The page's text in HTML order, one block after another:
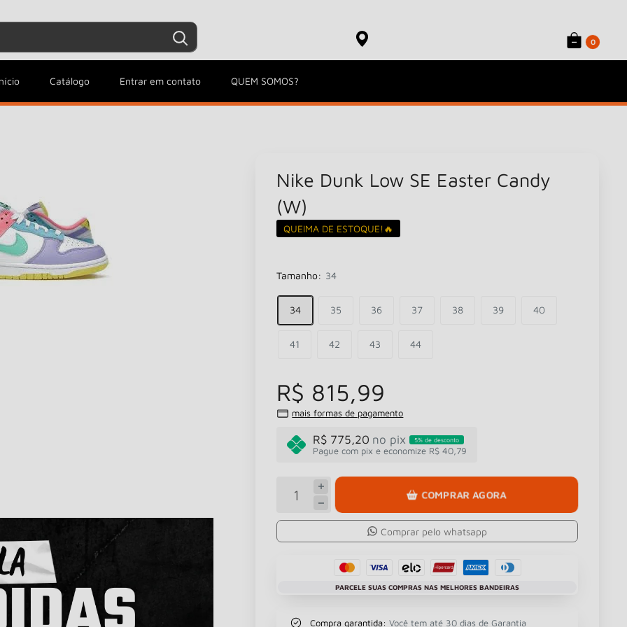
0
Catálogo Entrar em contato QUEM SOMOS?
Nike Dunk Low SE Easter Candy
(W)
QUEIMA DE ESTOQUE!🔥
Tamanho: 34
34 35 36 37 38 39 40
41 42 43 44
R$ 815,99
mais formas de pagamento
R$ 775,20 no pix 5% de desconto
Pague com pix e economize R$ 40,79
COMPRAR AGORA
Comprar pelo whatsapp
PARCELE SUAS COMPRAS NAS MELHORES BANDEIRAS
Compra garantida: Você tem até 30 dias de Garantia